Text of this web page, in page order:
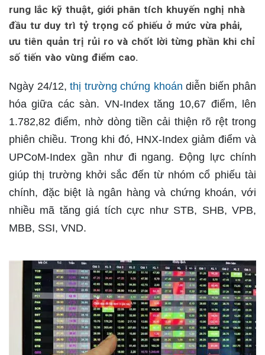
rung lắc kỹ thuật, giới phân tích khuyến nghị nhà
đầu tư duy trì tỷ trọng cổ phiếu ở mức vừa phải,
ưu tiên quản trị rủi ro và chốt lời từng phần khi chỉ
số tiến vào vùng điểm cao.
Ngày 24/12, thị trường chứng khoán diễn biến phân
hóa giữa các sàn. VN-Index tăng 10,67 điểm, lên
1.782,82 điểm, nhờ dòng tiền cải thiện rõ rệt trong
phiên chiều. Trong khi đó, HNX-Index giảm điểm và
UPCoM-Index gần như đi ngang. Động lực chính
giúp thị trường khởi sắc đến từ nhóm cổ phiếu tài
chính, đặc biệt là ngân hàng và chứng khoán, với
nhiều mã tăng giá tích cực như STB, SHB, VPB,
MBB, SSI, VND.